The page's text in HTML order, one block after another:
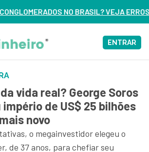
VEJA ERROS DE 3 DELES – ASSISTA
ENTRAR
vida real? George Soros
de US$ 25 bilhões
novo
o megainvestidor elegeu o
de 37 anos, para chefiar seu